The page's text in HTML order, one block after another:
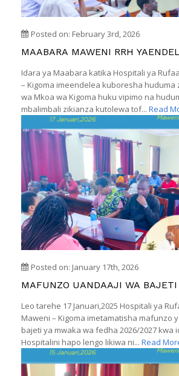
Posted on: February 3rd, 2026
MAABARA MAWENI RRH
Idara ya Maabara katika Hospitali ya
– Kigoma imeendelea kuboresha huduma
wa Mkoa wa Kigoma huku vipimo na
mbalimbali zikianza kutolewa tof... Read
Posted on: January 17th, 2026
MAFUNZO UANDAAJI WA BAJETI
Leo tarehe 17 Januari,2025 Hospitali ya
Maweni – Kigoma imetamatisha mafunzo
bajeti ya mwaka wa fedha 2026/2027 kwa
Hospitalini hapo lengo likiwa ni... Read